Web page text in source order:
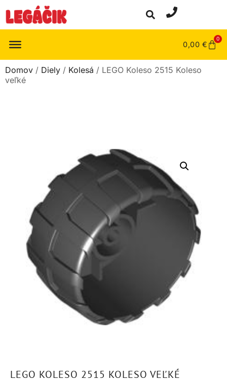
0,00 €
0
Domov / Diely / Kolesá / LEGO Koleso 2515 Koleso
veľké
LEGO KOLESO 2515 KOLESO VEĽKÉ